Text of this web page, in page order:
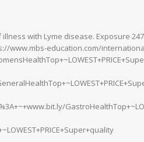
with Lyme disease. Exposure
www.mbs-education.com/